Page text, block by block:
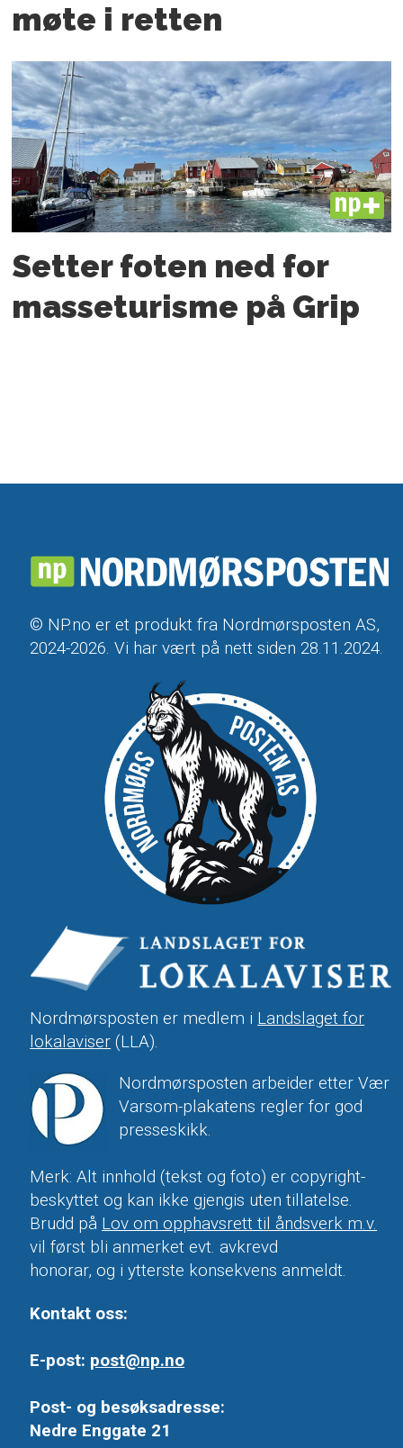
møte i retten
PLUS
Setter foten ned for
masseturisme på Grip
© NP.no er et produkt fra Nordmørsposten AS,
2024-2026. Vi har vært på nett siden 28.11.2024.
Nordmørsposten er medlem i Landslaget for
lokalaviser (LLA).
Nordmørsposten arbeider etter Vær
Varsom-plakatens regler for god
presseskikk.
Merk: Alt innhold (tekst og foto) er copyright-
beskyttet og kan ikke gjengis uten tillatelse.
Brudd på Lov om opphavsrett til åndsverk m.v.
vil først bli anmerket evt. avkrevd
honorar, og i ytterste konsekvens anmeldt.
Kontakt oss:
E-post: post@np.no
Post- og besøksadresse:
Nedre Enggate 21